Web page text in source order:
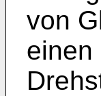
von
einen